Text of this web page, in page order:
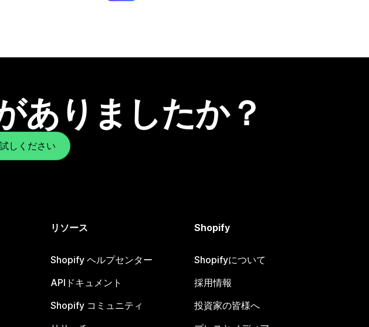
ありましたか？
しください
リソース
Shopify ヘルプセンター
APIドキュメント
Shopify コミュニティ
Shopify
Shopifyについて
採用情報
投資家の皆様へ